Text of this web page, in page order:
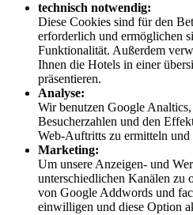
technisch notwendig:
Diese Cookies sind für den
erforderlich und ermöglichen
Funktionalität. Außerdem
Ihnen die Hotels in einer
präsentieren.
Analyse:
Wir benutzen Google
Besucherzahlen und den
Web-Auftritts zu ermitteln und
Marketing:
Um unsere Anzeigen- und
unterschiedlichen Kanälen zu
von Google Addwords und
einwilligen und diese Option